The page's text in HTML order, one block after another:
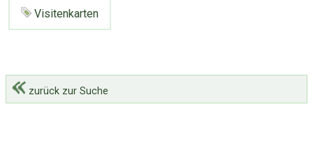
Visitenkarten
zurück zur Suche